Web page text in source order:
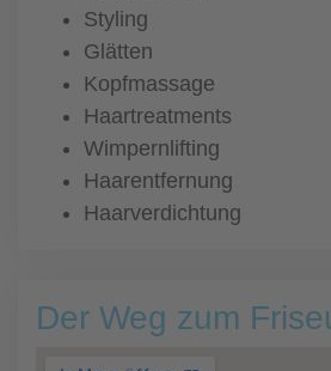
Styling
Glätten
Kopfmassage
Haartreatments
Wimpernlifting
Haarentfernung
Haarverdichtung
Der Weg zum